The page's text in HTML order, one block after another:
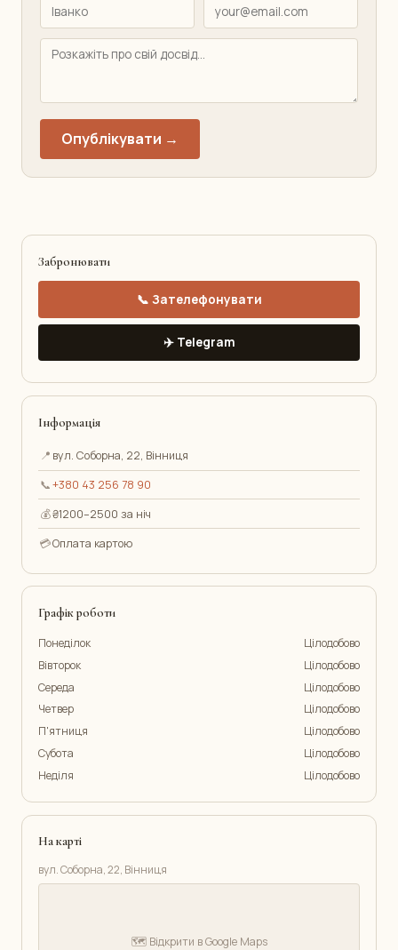
Опублікувати →
Забронювати
📞 Зателефонувати
✈️ Telegram
Інформація
📍 вул. Соборна, 22, Вінниця
📞+380 43 256 78 90
💰₴1200–2500 за ніч
💳Оплата картою
Графік роботи
Понеділок
Цілодобово
Вівторок
Цілодобово
Середа
Цілодобово
Четвер
Цілодобово
П'ятниця
Цілодобово
Субота
Цілодобово
Неділя
Цілодобово
На карті
вул. Соборна, 22, Вінниця
🗺️ Відкрити в Google Maps